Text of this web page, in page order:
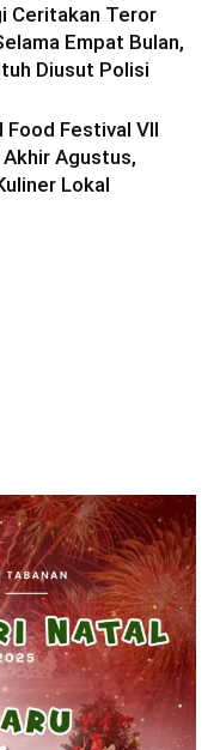
Ceritakan Teror
Empat Bulan,
Diusut Polisi
Festival VII
Agustus,
Lokal